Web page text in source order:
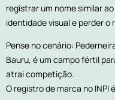
registrar um nome similar
identidade visual e perder
Pense no cenário:
Bauru, é um campo fértil
atrai competição.
O registro de marca no INPI